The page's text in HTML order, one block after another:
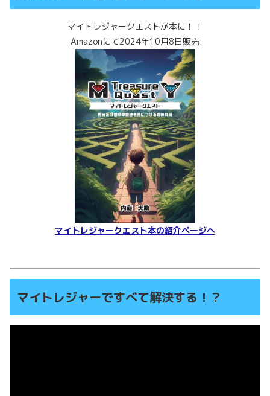
マイトレジャークエストが本に！！
Amazonにて2024年10月8日販売
マイトレジャークエスト本の紹介ページへ
マイトレジャーですべて解決する！？